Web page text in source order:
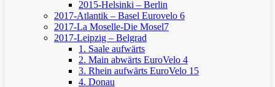
2015-Helsinki – Berlin
2017-Atlantik – Basel Eurovelo 6
2017-La Moselle-Die Mosel7
2017-Leipzig – Belgrad
1. Saale aufwärts
2. Main abwärts EuroVelo 4
3. Rhein aufwärts EuroVelo 15
4. Donau